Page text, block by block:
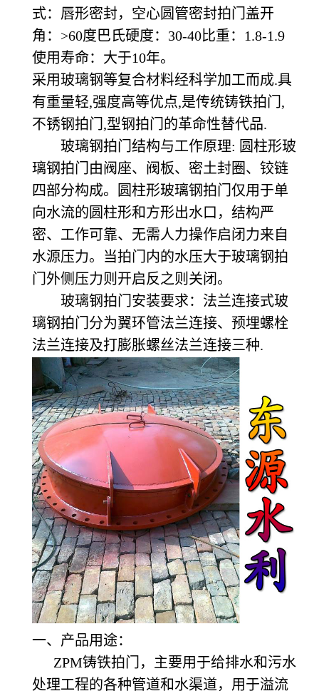
式：唇形密封，空心圆管密封拍门盖开
角：>60度巴氏硬度：30-40比重：1.8-1.9
使用寿命：大于10年。
采用玻璃钢等复合材料经科学加工而成.具
有重量轻,强度高等优点,是传统铸铁拍门,
不锈钢拍门,型钢拍门的革命性替代品.
玻璃钢拍门结构与工作原理: 圆柱形玻
璃钢拍门由阀座、阀板、密土封圈、铰链
四部分构成。圆柱形玻璃钢拍门仅用于单
向水流的圆柱形和方形出水口，结构严
密、工作可靠、无需人力操作启闭力来自
水源压力。当拍门内的水压大于玻璃钢拍
门外侧压力则开启反之则关闭。
玻璃钢拍门安装要求：法兰连接式玻
璃钢拍门分为翼环管法兰连接、预埋螺栓
法兰连接及打膨胀螺丝法兰连接三种.
一、产品用途：
ZPM铸铁拍门，主要用于给排水和污水
处理工程的各种管道和水渠道，用于溢流